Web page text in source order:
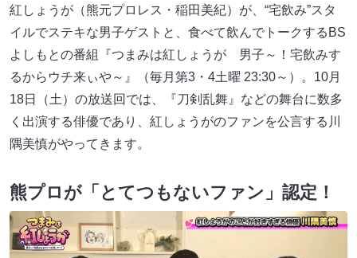
紅しょうが（熊元プロレス・稲田美紀）が、“宅飲み”スタ
イルでステキな男子ゲストと、食べて飲んでトークするBS
よしもとの番組『つまみは紅しょうが 男子～！宅飲みす
るからウチ来ぃや～』（毎月第3・4土曜 23:30～）。10月
18日（土）の放送回では、『刀剣乱舞』などの舞台に数多
く出演する俳優であり、紅しょうがのファンを公言する川
隅美慎がやってきます。
熊プロが「とてつもないファン」認定！